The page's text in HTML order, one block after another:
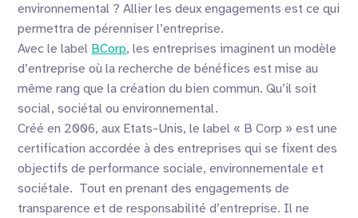
environnemental ? Allier les deux engagements est ce qui
permettra de pérenniser l’entreprise.
Avec le label BCorp, les entreprises imaginent un modèle
d’entreprise où la recherche de bénéfices est mise au
même rang que la création du bien commun. Qu’il soit
social, sociétal ou environnemental.
Créé en 2006, aux Etats-Unis, le label « B Corp » est une
certification accordée à des entreprises qui se fixent des
objectifs de performance sociale, environnementale et
sociétale. Tout en prenant des engagements de
transparence et de responsabilité d’entreprise. Il ne